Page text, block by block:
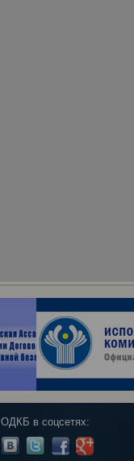
ОДКБ в соцсетях: